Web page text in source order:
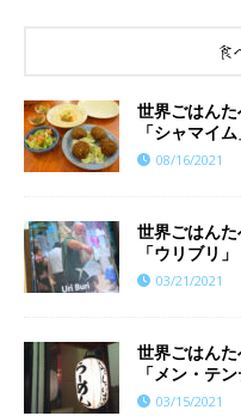
食
世界ごはん
「シャマイム
08/16/2021
世界ごはん
「ウリブリ」
03/21/2021
世界ごはん
「メン・テン
03/15/2021